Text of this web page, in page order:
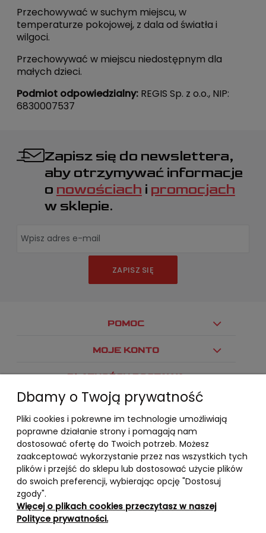
Przechowywać w suchym miejscu, w
temperaturze pokojowej, z dala od światła i
wilgoci.
Przechowywać w miejscu niedostępnym dla
małych dzieci.
Podmiot odpowiedzialny: REGIS Sp. z o.o., NIP:
6830007537
Zapisz się do newslettera,
aby otrzymywać informacje
o nowościach i promocjach
w sklepie.
ZAPISZ SIĘ
POMOC
MOJE KONTO
PŁATNOŚCI I DOSTAWA
INFORMACJE
O NAS
Dbamy o Twoją prywatność
Pliki cookies i pokrewne im technologie umożliwiają
poprawne działanie strony i pomagają nam
dostosować ofertę do Twoich potrzeb. Możesz
zaakceptować wykorzystanie przez nas wszystkich tych
plików i przejść do sklepu lub dostosować użycie plików
do swoich preferencji, wybierając opcję "Dostosuj
zgody".
Więcej o plikach cookies przeczytasz w naszej
Polityce prywatności.